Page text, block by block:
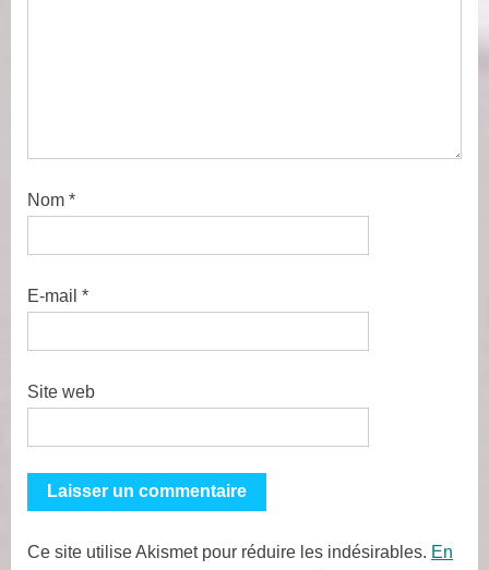
Nom *
E-mail *
Site web
Ce site utilise Akismet pour réduire les indésirables. En